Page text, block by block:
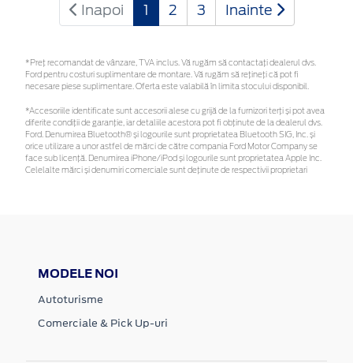
Inapoi 1 2 3 Inainte
*Preţ recomandat de vânzare, TVA inclus. Vă rugăm să contactaţi dealerul dvs.
Ford pentru costuri suplimentare de montare. Vă rugăm să rețineți că pot fi
necesare piese suplimentare. Oferta este valabilă în limita stocului disponibil.
*Accesoriile identificate sunt accesorii alese cu grijă de la furnizori terți și pot avea
diferite condiții de garanție, iar detaliile acestora pot fi obținute de la dealerul dvs.
Ford. Denumirea Bluetooth® și logourile sunt proprietatea Bluetooth SIG, Inc. și
orice utilizare a unor astfel de mărci de către compania Ford Motor Company se
face sub licență. Denumirea iPhone/iPod și logourile sunt proprietatea Apple Inc.
Celelalte mărci și denumiri comerciale sunt deținute de respectivii proprietari
MODELE NOI
Autoturisme
Comerciale & Pick Up-uri